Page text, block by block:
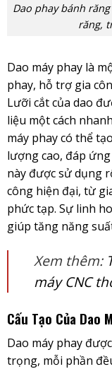
Dao phay bánh
răng,
Dao máy phay là
phay, hỗ trợ gia
Lưỡi cắt của dao
liệu một cách
máy phay có thể
lượng cao, đáp
này được sử dụng
công hiện đại, từ
phức tạp. Sự linh
giúp tăng năng
Xem thêm:
máy CNC
Cấu Tạo Của Dao
Dao máy phay
trọng, mỗi phần